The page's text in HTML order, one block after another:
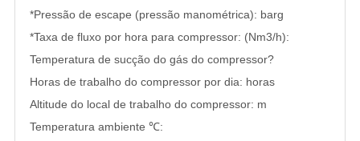
*Pressão de escape (pressão manométrica): barg
*Taxa de fluxo por hora para compressor: (Nm3/h):
Temperatura de sucção do gás do compressor?
Horas de trabalho do compressor por dia: horas
Altitude do local de trabalho do compressor: m
Temperatura ambiente ℃: